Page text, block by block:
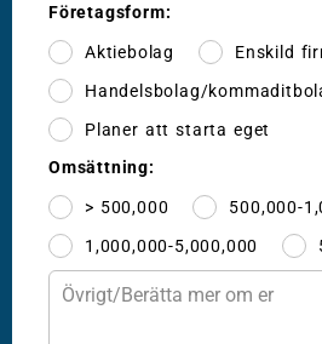
Företagsform:
Aktiebolag
Enskild
Handelsbolag/
Planer att starta eget
Omsättning:
> 500,000
500,000-
1,000,000-5,000,000